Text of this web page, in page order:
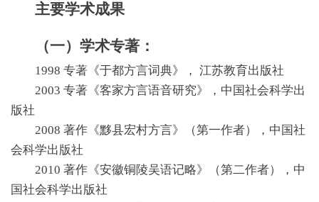
主要学术成果
（一）学术专著：
1998 专著《于都方言词典》， 江苏教育出版社
2003 专著《客家方言语音研究》，中国社会科学出
版社
2008 著作《黟县宏村方言》（第一作者），中国社
会科学出版社
2010 著作《安徽铜陵吴语记略》（第二作者），中
国社会科学出版社